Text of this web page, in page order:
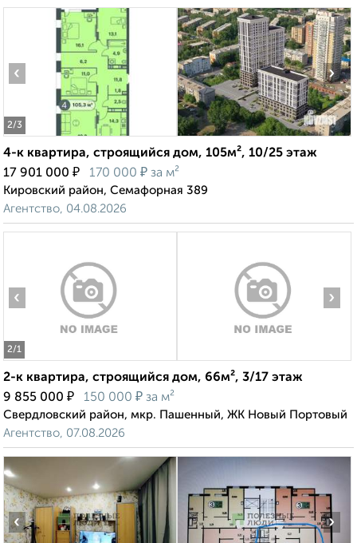
2/3
‹ ›
4-к квартира, строящийся дом, 105м², 10/25 этаж
17 901 000 ₽ 170 000 ₽ за м²
Кировский район, Семафорная 389
Агентство, 04.08.2026
2/1
‹ ›
2-к квартира, строящийся дом, 66м², 3/17 этаж
9 855 000 ₽ 150 000 ₽ за м²
Свердловский район, мкр. Пашенный, ЖК Новый Портовый
Агентство, 07.08.2026
‹ ›